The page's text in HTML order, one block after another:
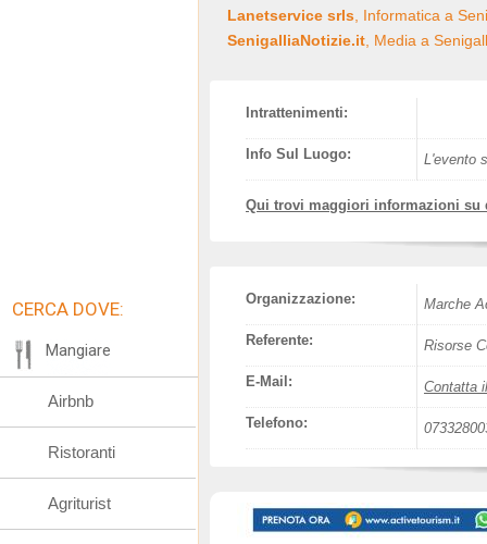
Lanetservice srls , Informatica a
SenigalliaNotizie.it , Media a
Intrattenimenti:
Info Sul Luogo: L'evento
Qui trovi maggiori informazioni su
Organizzazione: Marche
Referente: Risorse
E-Mail: Contatta
Telefono:
CERCA DOVE:
Mangiare
Airbnb
Ristoranti
Agriturist